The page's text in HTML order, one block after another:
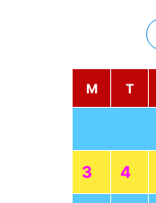
M
T
3 4